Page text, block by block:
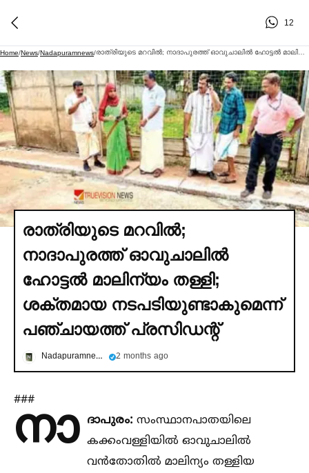
12
Home/News/Nadapuramnews/
രാത്രിയുടെ മറവില്‍;
നാദാപുരത്ത് ഓവുചാലില്‍
ഹോട്ടല്‍ മാലിന്യം തള്ളി;
ശക്തമായ നടപടിയുണ്ടാകുമെന്ന്
പഞ്ചായത്ത് പ്രസിഡന്റ്
Nadapuramnews 2 months ago
###
നാ ദാപുരം: സംസ്ഥാനപാതയിലെ
കക്കംവള്ളിയില്‍ ഓവുചാലില്‍
വൻതോതില്‍ മാലിന്യം തള്ളിയ